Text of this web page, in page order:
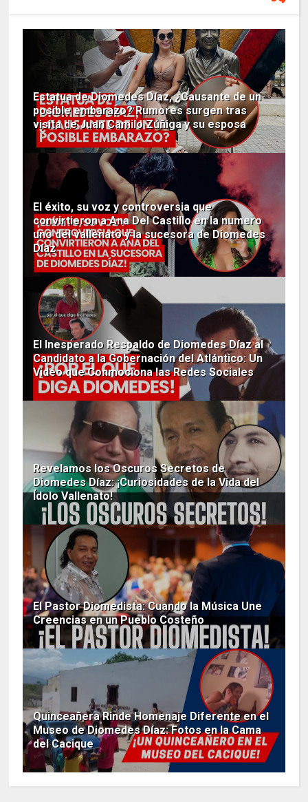
Estatua de Diomedes Díaz, ¿Causante de un
posible embarazo? Rumores surgen tras
visita de Juan Camilo Zúñiga y su esposa
El éxito, su voz y controversia que
convirtieron a Ana Del Castillo en la numero
uno del vallenato y la sucesora de Diomedes
Díaz
El Inesperado Respaldo de Diomedes Díaz al
Candidato a la Gobernación del Atlántico: Un
Video que Conmociona las Redes Sociales
Revelamos los Oscuros Secretos de
Diomedes Díaz: ¡Curiosidades de la Vida del
Ídolo Vallenato!
El Pastor Diomedista: Cuando la Música Une
Creencias en un Pueblo Costeño
Quinceañera Rinde Homenaje Diferente en el
Museo de Diomedes Díaz: Fotos en la Cama
del Cacique